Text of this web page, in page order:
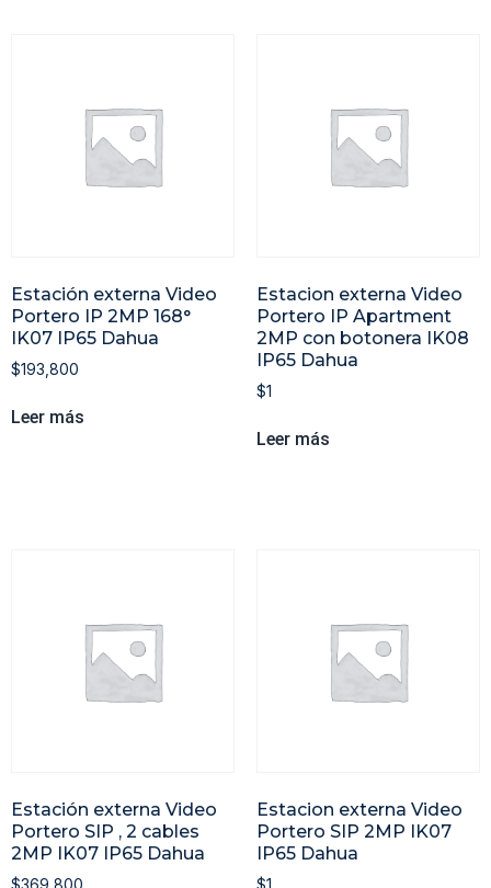
Estación externa Video
Portero IP 2MP 168°
IK07 IP65 Dahua
$193,800
Leer más
Estacion externa Video
Portero IP Apartment
2MP con botonera IK08
IP65 Dahua
$1
Leer más
Estación externa Video
Portero SIP , 2 cables
2MP IK07 IP65 Dahua
Estacion externa Video
Portero SIP 2MP IK07
IP65 Dahua